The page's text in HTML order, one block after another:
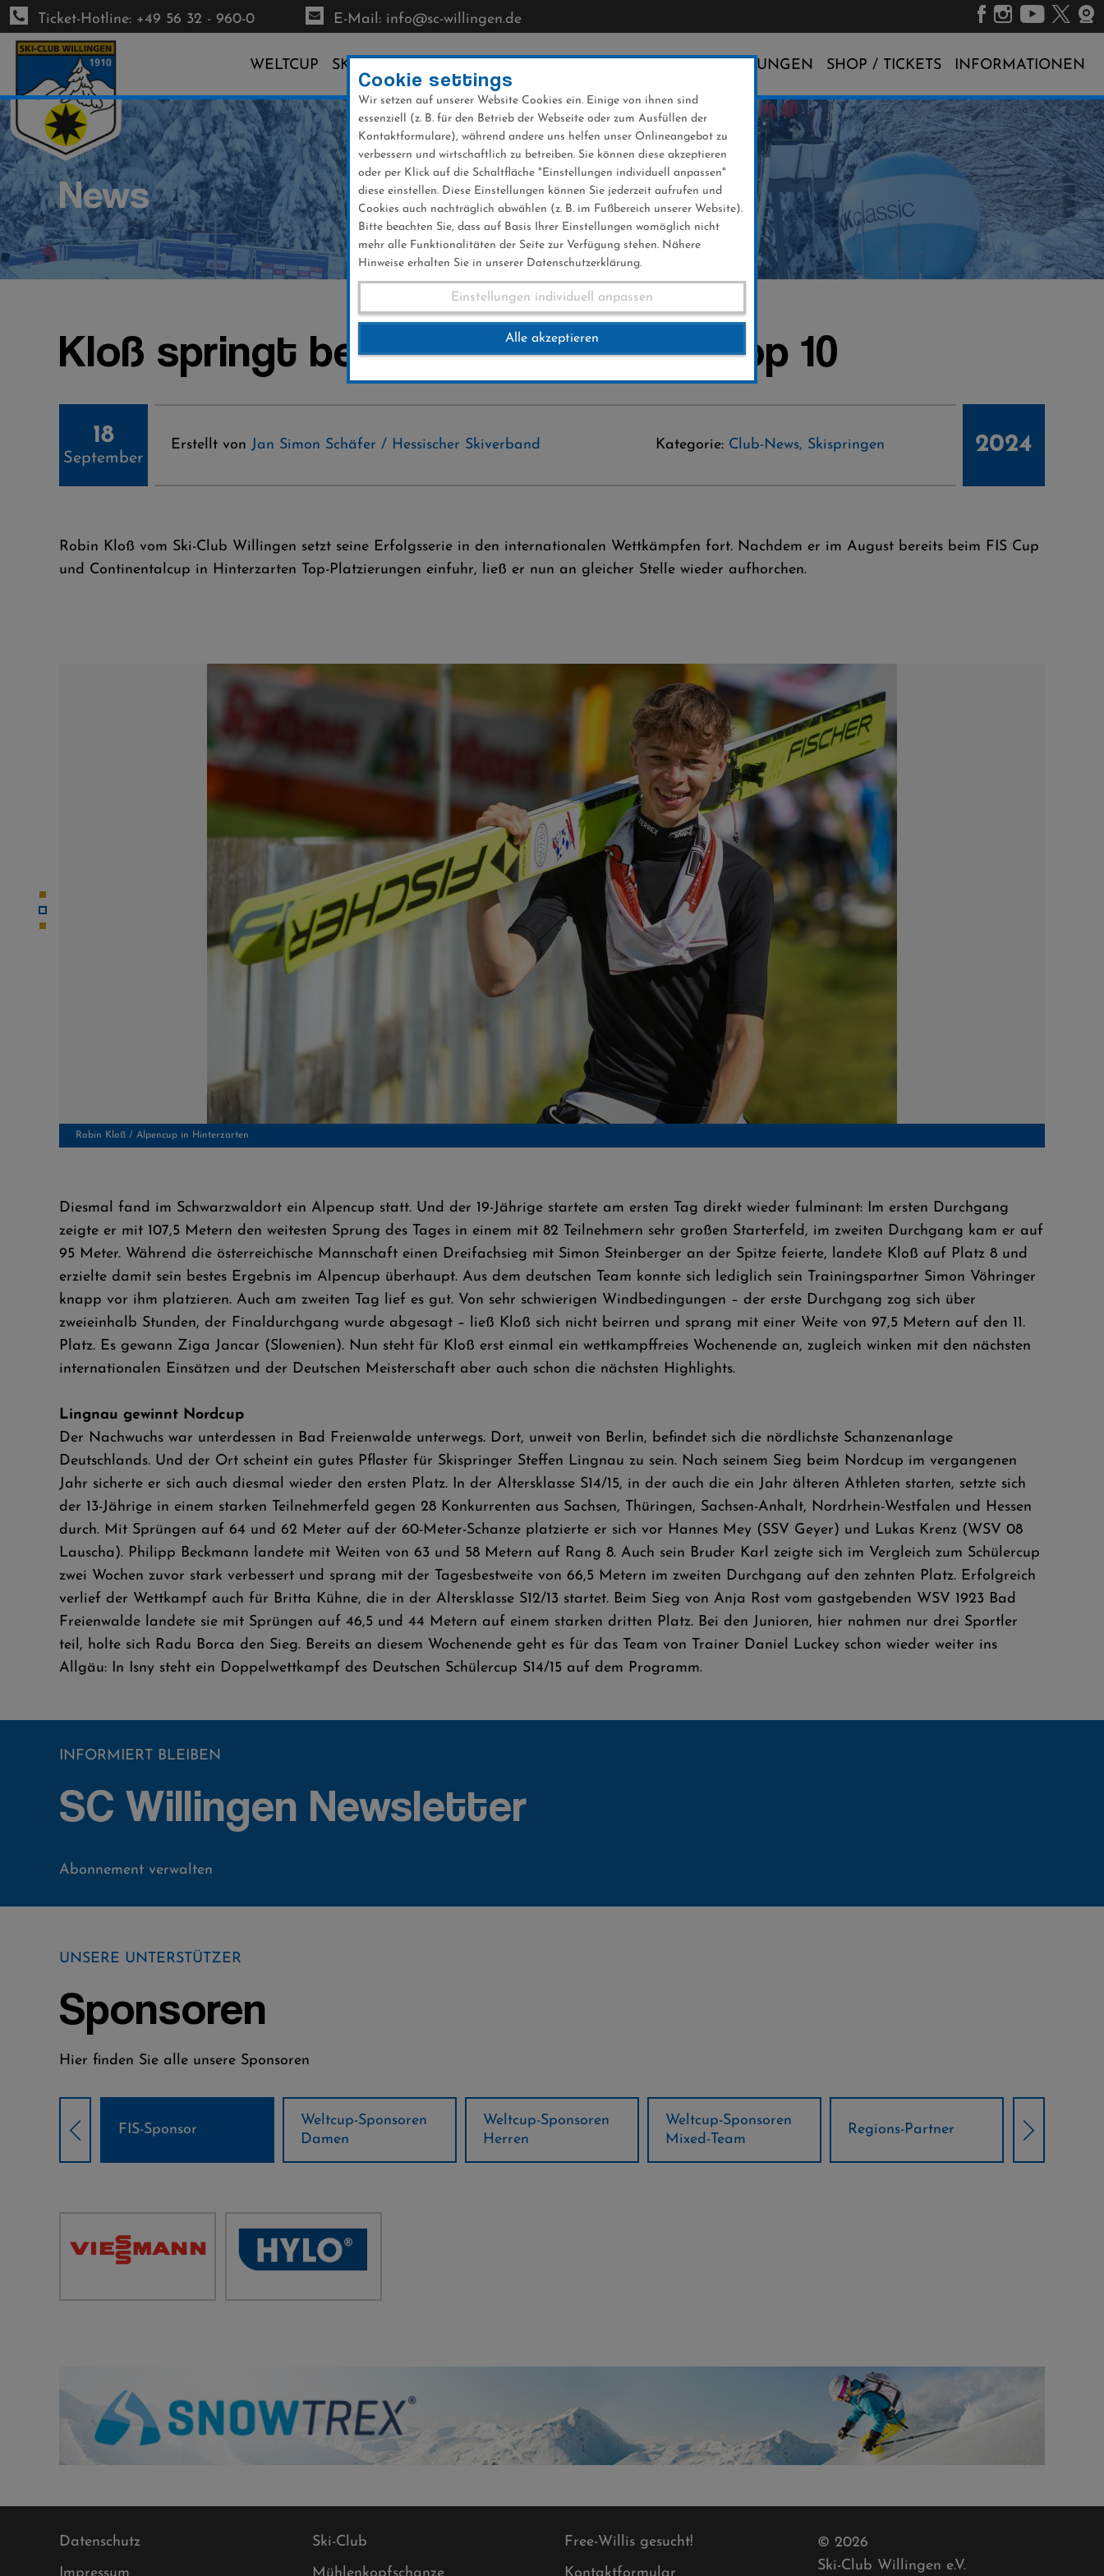
Direkt
zum
Inhalt
Ticket-Hotline: +49 56 32 - 960-0 E-Mail: info@sc-willingen.de
WELTCUP SKI-CLUB VERANSTALTUNGEN SHOP / TICKETS INFORMATIONEN
News
Kloß springt beim Alpencup in die Top 10
18
September
Erstellt von Jan Simon Schäfer / Hessischer Skiverband Kategorie: Club-News, Skispringen 2024
Robin Kloß vom Ski-Club Willingen setzt seine Erfolgsserie in den internationalen Wettkämpfen fort. Nachdem er im August bereits beim FIS Cup
und Continentalcup in Hinterzarten Top-Platzierungen einfuhr, ließ er nun an gleicher Stelle wieder aufhorchen.
Steffen Lingnau / Nordcup in Bad Freienwalde
Diesmal fand im Schwarzwaldort ein Alpencup statt. Und der 19-Jährige startete am ersten Tag direkt wieder fulminant: Im ersten Durchgang
zeigte er mit 107,5 Metern den weitesten Sprung des Tages in einem mit 82 Teilnehmern sehr großen Starterfeld, im zweiten Durchgang kam er auf
95 Meter. Während die österreichische Mannschaft einen Dreifachsieg mit Simon Steinberger an der Spitze feierte, landete Kloß auf Platz 8 und
erzielte damit sein bestes Ergebnis im Alpencup überhaupt. Aus dem deutschen Team konnte sich lediglich sein Trainingspartner Simon Vöhringer
knapp vor ihm platzieren. Auch am zweiten Tag lief es gut. Von sehr schwierigen Windbedingungen – der erste Durchgang zog sich über
zweieinhalb Stunden, der Finaldurchgang wurde abgesagt – ließ Kloß sich nicht beirren und sprang mit einer Weite von 97,5 Metern auf den 11.
Platz. Es gewann Ziga Jancar (Slowenien). Nun steht für Kloß erst einmal ein wettkampffreies Wochenende an, zugleich winken mit den nächsten
internationalen Einsätzen und der Deutschen Meisterschaft aber auch schon die nächsten Highlights.
Lingnau gewinnt Nordcup
Der Nachwuchs war unterdessen in Bad Freienwalde unterwegs. Dort, unweit von Berlin, befindet sich die nördlichste Schanzenanlage
Deutschlands. Und der Ort scheint ein gutes Pflaster für Skispringer Steffen Lingnau zu sein. Nach seinem Sieg beim Nordcup im vergangenen
Jahr sicherte er sich auch diesmal wieder den ersten Platz. In der Altersklasse S14/15, in der auch die ein Jahr älteren Athleten starten, setzte sich
der 13-Jährige in einem starken Teilnehmerfeld gegen 28 Konkurrenten aus Sachsen, Thüringen, Sachsen-Anhalt, Nordrhein-Westfalen und Hessen
durch. Mit Sprüngen auf 64 und 62 Meter auf der 60-Meter-Schanze platzierte er sich vor Hannes Mey (SSV Geyer) und Lukas Krenz (WSV 08
Lauscha). Philipp Beckmann landete mit Weiten von 63 und 58 Metern auf Rang 8. Auch sein Bruder Karl zeigte sich im Vergleich zum Schülercup
zwei Wochen zuvor stark verbessert und sprang mit der Tagesbestweite von 66,5 Metern im zweiten Durchgang auf den zehnten Platz. Erfolgreich
verlief der Wettkampf auch für Britta Kühne, die in der Altersklasse S12/13 startet. Beim Sieg von Anja Rost vom gastgebenden WSV 1923 Bad
Freienwalde landete sie mit Sprüngen auf 46,5 und 44 Metern auf einem starken dritten Platz. Bei den Junioren, hier nahmen nur drei Sportler
teil, holte sich Radu Borca den Sieg. Bereits an diesem Wochenende geht es für das Team von Trainer Daniel Luckey schon wieder weiter ins
Allgäu: In Isny steht ein Doppelwettkampf des Deutschen Schülercup S14/15 auf dem Programm.
Cookie settings
Wir setzen auf unserer Website Cookies ein. Einige von ihnen sind
essenziell (z. B. für den Betrieb der Webseite oder zum Ausfüllen der
Kontaktformulare), während andere uns helfen unser Onlineangebot zu
verbessern und wirtschaftlich zu betreiben. Sie können diese akzeptieren
oder per Klick auf die Schaltfläche "Einstellungen individuell anpassen"
diese einstellen. Diese Einstellungen können Sie jederzeit aufrufen und
Cookies auch nachträglich abwählen (z. B. im Fußbereich unserer Website).
Bitte beachten Sie, dass auf Basis Ihrer Einstellungen womöglich nicht
mehr alle Funktionalitäten der Seite zur Verfügung stehen. Nähere
Hinweise erhalten Sie in unserer Datenschutzerklärung.
Einstellungen individuell anpassen
Alle akzeptieren
INFORMIERT BLEIBEN
SC Willingen Newsletter
Abonnement verwalten
UNSERE UNTERSTÜTZER
Sponsoren
Hier finden Sie alle unsere Sponsoren
Weltcup-Sponsoren
Damen
Weltcup-Sponsoren
Herren
Weltcup-Sponsoren
Mixed-Team
Regions-Partner
Örtliche Weltcup-
Partner
Klima
Datenschutz
Ski-Club
Free-Willis gesucht!
© 2026
Ski-Club Willingen e.V.